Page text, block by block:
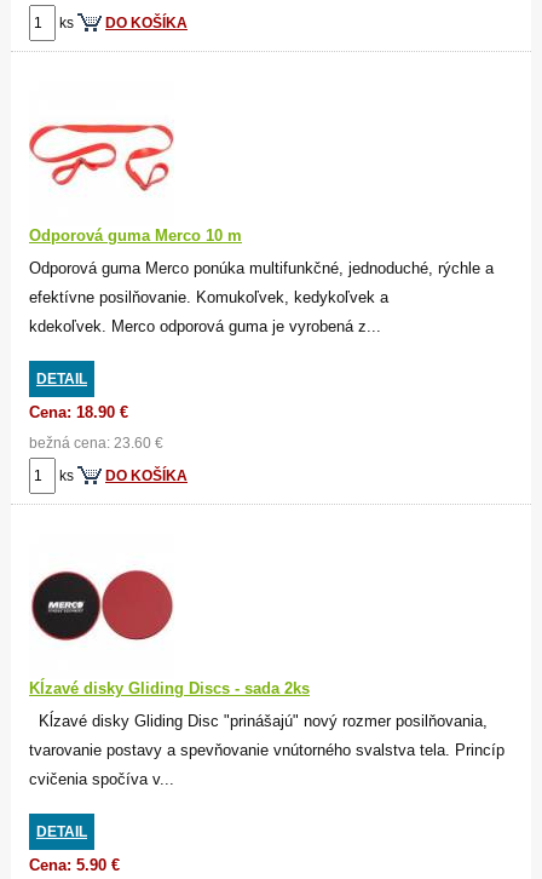
ks
DO KOŠÍKA
Odporová guma Merco 10 m
Odporová guma Merco ponúka multifunkčné, jednoduché, rýchle a
efektívne posilňovanie. Komukoľvek, kedykoľvek a
kdekoľvek. Merco odporová guma je vyrobená z...
DETAIL
Cena: 18.90 €
bežná cena: 23.60 €
ks
DO KOŠÍKA
Kĺzavé disky Gliding Discs - sada 2ks
Kĺzavé disky Gliding Disc "prinášajú" nový rozmer posilňovania,
tvarovanie postavy a spevňovanie vnútorného svalstva tela. Princíp
cvičenia spočíva v...
DETAIL
Cena: 5.90 €